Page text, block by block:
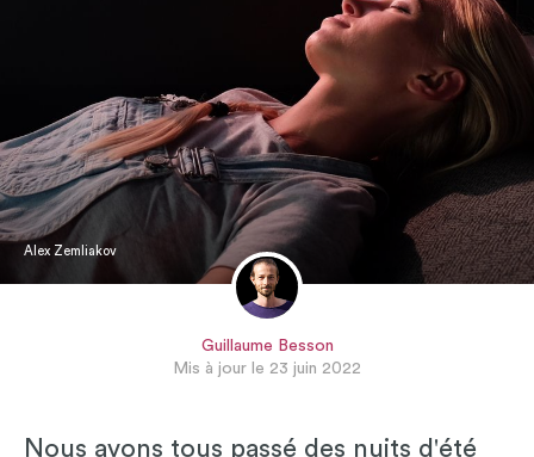
Alex Zemliakov
Guillaume Besson
Mis à jour le 23 juin 2022
Nous avons tous passé des nuits d'été